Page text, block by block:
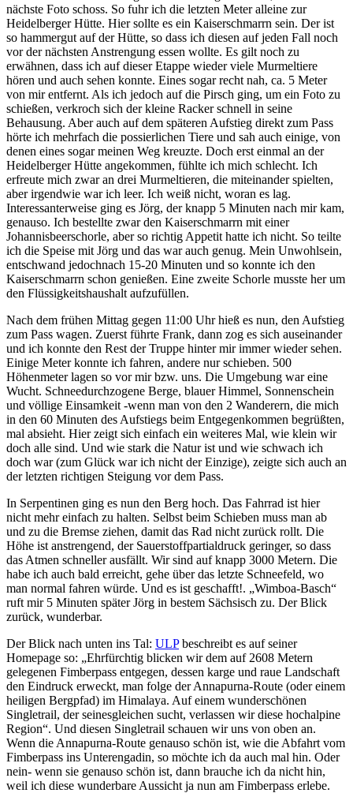
nächste Foto schoss. So fuhr ich die letzten Meter alleine zur
Heidelberger Hütte. Hier sollte es ein Kaiserschmarrn sein. Der ist
so hammergut auf der Hütte, so dass ich diesen auf jeden Fall noch
vor der nächsten Anstrengung essen wollte. Es gilt noch zu
erwähnen, dass ich auf dieser Etappe wieder viele Murmeltiere
hören und auch sehen konnte. Eines sogar recht nah, ca. 5 Meter
von mir entfernt. Als ich jedoch auf die Pirsch ging, um ein Foto zu
schießen, verkroch sich der kleine Racker schnell in seine
Behausung. Aber auch auf dem späteren Aufstieg direkt zum Pass
hörte ich mehrfach die possierlichen Tiere und sah auch einige, von
denen eines sogar meinen Weg kreuzte. Doch erst einmal an der
Heidelberger Hütte angekommen, fühlte ich mich schlecht. Ich
erfreute mich zwar an drei Murmeltieren, die miteinander spielten,
aber irgendwie war ich leer. Ich weiß nicht, woran es lag.
Interessanterweise ging es Jörg, der knapp 5 Minuten nach mir kam,
genauso. Ich bestellte zwar den Kaiserschmarrn mit einer
Johannisbeerschorle, aber so richtig Appetit hatte ich nicht. So teilte
ich die Speise mit Jörg und das war auch genug. Mein Unwohlsein,
entschwand jedochnach 15-20 Minuten und so konnte ich den
Kaiserschmarrn schon genießen. Eine zweite Schorle musste her um
den Flüssigkeitshaushalt aufzufüllen.
Nach dem frühen Mittag gegen 11:00 Uhr hieß es nun, den Aufstieg
zum Pass wagen. Zuerst führte Frank, dann zog es sich auseinander
und ich konnte den Rest der Truppe hinter mir immer wieder sehen.
Einige Meter konnte ich fahren, andere nur schieben. 500
Höhenmeter lagen so vor mir bzw. uns. Die Umgebung war eine
Wucht. Schneedurchzogene Berge, blauer Himmel, Sonnenschein
und völlige Einsamkeit -wenn man von den 2 Wanderern, die mich
in den 60 Minuten des Aufstiegs beim Entgegenkommen begrüßten,
mal absieht. Hier zeigt sich einfach ein weiteres Mal, wie klein wir
doch alle sind. Und wie stark die Natur ist und wie schwach ich
doch war (zum Glück war ich nicht der Einzige), zeigte sich auch an
der letzten richtigen Steigung vor dem Pass.
In Serpentinen ging es nun den Berg hoch. Das Fahrrad ist hier
nicht mehr einfach zu halten. Selbst beim Schieben muss man ab
und zu die Bremse ziehen, damit das Rad nicht zurück rollt. Die
Höhe ist anstrengend, der Sauerstoffpartialdruck geringer, so dass
das Atmen schneller ausfällt. Wir sind auf knapp 3000 Metern. Die
habe ich auch bald erreicht, gehe über das letzte Schneefeld, wo
man normal fahren würde. Und es ist geschafft!. „Wimboa-Basch“
ruft mir 5 Minuten später Jörg in bestem Sächsisch zu. Der Blick
zurück, wunderbar.
Der Blick nach unten ins Tal: ULPbeschreibt es auf seiner
Homepage so: „Ehrfürchtig blicken wir dem auf 2608 Metern
gelegenen Fimberpass entgegen, dessen karge und raue Landschaft
den Eindruck erweckt, man folge der Annapurna-Route (oder einem
heiligen Bergpfad) im Himalaya. Auf einem wunderschönen
Singletrail, der seinesgleichen sucht, verlassen wir diese hochalpine
Region“. Und diesen Singletrail schauen wir uns von oben an.
Wenn die Annapurna-Route genauso schön ist, wie die Abfahrt vom
Fimberpass ins Unterengadin, so möchte ich da auch mal hin. Oder
nein- wenn sie genauso schön ist, dann brauche ich da nicht hin,
weil ich diese wunderbare Aussicht ja nun am Fimberpass erlebe.